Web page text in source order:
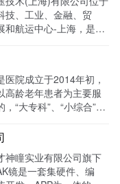
目前官网运行全网曝光
208W+
技、工业、金融、贸
和航运中心-上海，是一
光数达779498次。
医院成立于2014年初，
高龄老年患者为主要服
，“大专科”、“小综合”为
全国医保联网结算、省
省市老干部医保及市子
通过LTD枢纽云系统升
品牌官网，患者可以通
神瞳实业有限公司旗下
镜是一套集硬件、编